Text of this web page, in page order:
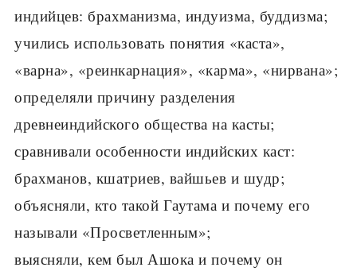
индийцев: брахманизма, индуизма, буддизма;
учились использовать понятия «каста»,
«варна», «реинкарнация», «карма», «нирвана»;
определяли причину разделения
древнеиндийского общества на касты;
сравнивали особенности индийских каст:
брахманов, кшатриев, вайшьев и шудр;
объясняли, кто такой Гаутама и почему его
называли «Просветленным»;
выясняли, кем был Ашока и почему он